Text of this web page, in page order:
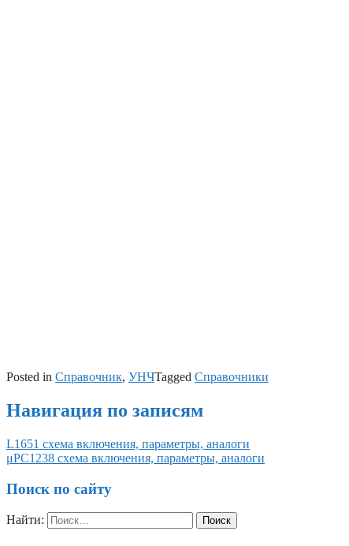
Posted in Справочник, УНЧTagged Справочники
Навигация по записям
L1651 схема включения, параметры, аналоги
μPC1238 схема включения, параметры, аналоги
Поиск по сайту
Найти: